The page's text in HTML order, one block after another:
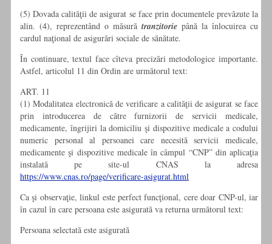
(5) Dovada calităţii de asigurat se face prin documentele prevăzute la
alin. (4), reprezentând o măsură tranzitorie până la înlocuirea cu
cardul naţional de asigurări sociale de sănătate.
În continuare, textul face cîteva precizări metodologice importante.
Astfel, articolul 11 din Ordin are următorul text:
ART. 11
(1) Modalitatea electronică de verificare a calităţii de asigurat se face
prin introducerea de către furnizorii de servicii medicale,
medicamente, îngrijiri la domiciliu şi dispozitive medicale a codului
numeric personal al persoanei care necesită servicii medicale,
medicamente şi dispozitive medicale în câmpul “CNP” din aplicaţia
instalată pe site-ul CNAS la adresa
https://www.cnas.ro/page/verificare-asigurat.html
Ca şi observaţie, linkul este perfect funcţional, cere doar CNP-ul, iar
în cazul în care persoana este asigurată va returna următorul text:
Persoana selectată este asigurată